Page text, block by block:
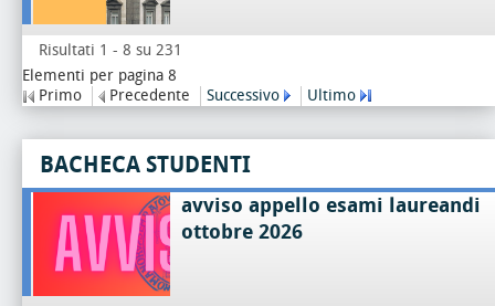
Risultati 1 - 8 su 231
Elementi per pagina 8
Primo
Precedente Successivo Ultimo
BACHECA STUDENTI
avviso appello esami laureandi
ottobre 2026